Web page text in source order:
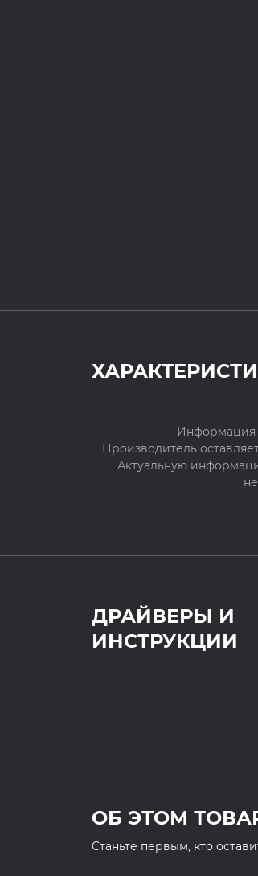
Информация
Производитель
Актуальную
ДРАЙВЕРЫ И
ИНСТРУКЦИИ
ОБ ЭТОМ
Cтаньте первым, кто